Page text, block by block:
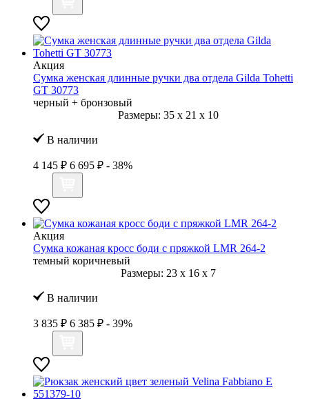
Акция
Сумка женская длинные ручки два отдела Gilda Tohetti
GT 30773
черный + бронзовый
Размеры: 35 x 21 x 10
В наличии
4 145 ₽ 6 695 ₽ - 38%
Акция
Сумка кожаная кросс боди с пряжкой LMR 264-2
темный коричневый
Размеры: 23 x 16 x 7
В наличии
3 835 ₽ 6 385 ₽ - 39%